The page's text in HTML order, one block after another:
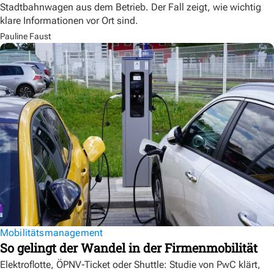
Stadtbahnwagen aus dem Betrieb. Der Fall zeigt, wie wichtig
klare Informationen vor Ort sind.
Pauline Faust
Mobilitätsmanagement
So gelingt der Wandel in der Firmenmobilität
Elektroflotte, ÖPNV-Ticket oder Shuttle: Studie von PwC klärt,